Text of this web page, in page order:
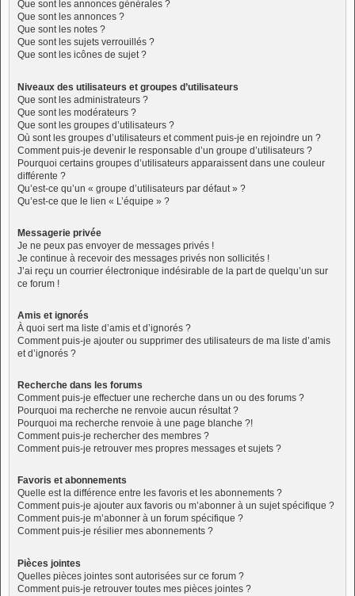
Que sont les annonces générales ?
Que sont les annonces ?
Que sont les notes ?
Que sont les sujets verrouillés ?
Que sont les icônes de sujet ?
Niveaux des utilisateurs et groupes d’utilisateurs
Que sont les administrateurs ?
Que sont les modérateurs ?
Que sont les groupes d’utilisateurs ?
Où sont les groupes d’utilisateurs et comment puis-je en rejoindre un ?
Comment puis-je devenir le responsable d’un groupe d’utilisateurs ?
Pourquoi certains groupes d’utilisateurs apparaissent dans une couleur
différente ?
Qu’est-ce qu’un « groupe d’utilisateurs par défaut » ?
Qu’est-ce que le lien « L’équipe » ?
Messagerie privée
Je ne peux pas envoyer de messages privés !
Je continue à recevoir des messages privés non sollicités !
J’ai reçu un courrier électronique indésirable de la part de quelqu’un sur
ce forum !
Amis et ignorés
À quoi sert ma liste d’amis et d’ignorés ?
Comment puis-je ajouter ou supprimer des utilisateurs de ma liste d’amis
et d’ignorés ?
Recherche dans les forums
Comment puis-je effectuer une recherche dans un ou des forums ?
Pourquoi ma recherche ne renvoie aucun résultat ?
Pourquoi ma recherche renvoie à une page blanche ?!
Comment puis-je rechercher des membres ?
Comment puis-je retrouver mes propres messages et sujets ?
Favoris et abonnements
Quelle est la différence entre les favoris et les abonnements ?
Comment puis-je ajouter aux favoris ou m’abonner à un sujet spécifique ?
Comment puis-je m’abonner à un forum spécifique ?
Comment puis-je résilier mes abonnements ?
Pièces jointes
Quelles pièces jointes sont autorisées sur ce forum ?
Comment puis-je retrouver toutes mes pièces jointes ?